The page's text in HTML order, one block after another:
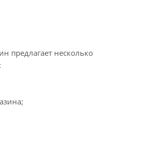
предлагает несколько